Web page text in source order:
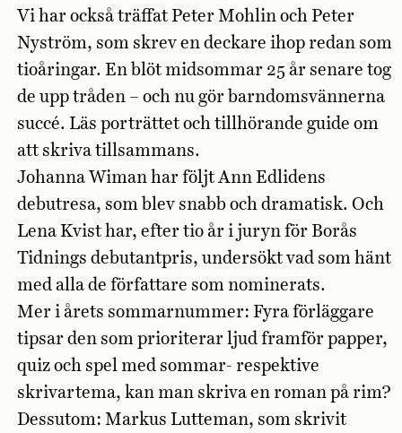
Vi har också träffat Peter Mohlin och Peter
Nyström, som skrev en deckare ihop redan som
tioåringar. En blöt midsommar 25 år senare tog
de upp tråden – och nu gör barndomsvännerna
succé. Läs porträttet och tillhörande guide om
att skriva tillsammans.
Johanna Wiman har följt Ann Edlidens
debutresa, som blev snabb och dramatisk. Och
Lena Kvist har, efter tio år i juryn för Borås
Tidnings debutantpris, undersökt vad som hänt
med alla de författare som nominerats.
Mer i årets sommarnummer: Fyra förläggare
tipsar den som prioriterar ljud framför papper,
quiz och spel med sommar- respektive
skrivartema, kan man skriva en roman på rim?
Dessutom: Markus Lutteman, som skrivit